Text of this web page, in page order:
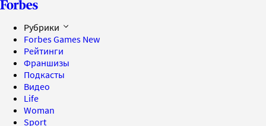
Рубрики
Forbes Games New
Рейтинги
Франшизы
Подкасты
Видео
Life
Woman
Sport